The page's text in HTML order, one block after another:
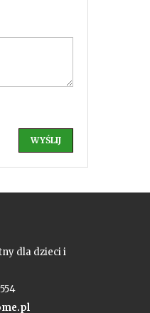
dla dzieci i